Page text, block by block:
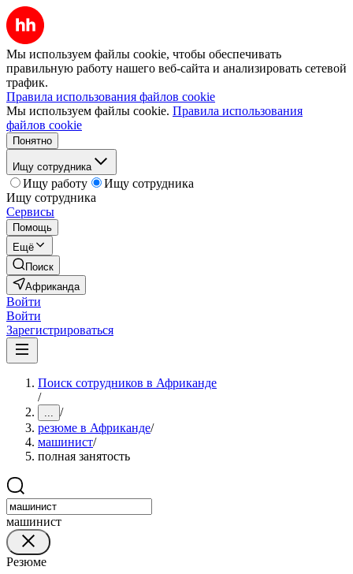
Мы используем файлы cookie, чтобы обеспечивать
правильную работу нашего веб-сайта и анализировать сетевой
трафик.
Правила использования файлов cookie
Мы используем файлы cookie. Правила использования
файлов cookie
Понятно
Ищу сотрудника
Ищу работу
Ищу сотрудника
Ищу сотрудника
Сервисы
Помощь
Ещё
Поиск
Африканда
Войти
Войти
Зарегистрироваться
Поиск сотрудников в Африканде
/
... /
резюме в Африканде/
машинист/
полная занятость
машинист
Резюме